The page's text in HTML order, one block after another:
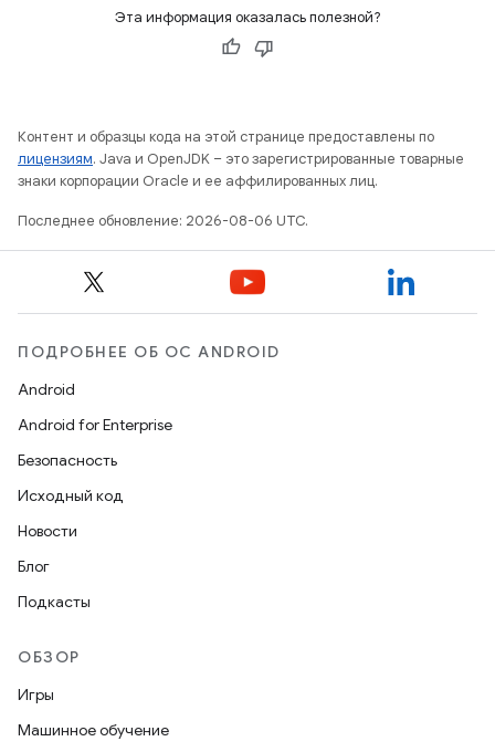
Эта информация оказалась полезной?
Контент и образцы кода на этой странице предоставлены по
лицензиям. Java и OpenJDK – это зарегистрированные товарные
знаки корпорации Oracle и ее аффилированных лиц.
Последнее обновление: 2026-08-06 UTC.
ПОДРОБНЕЕ ОБ ОС ANDROID
Android
Android for Enterprise
Безопасность
Исходный код
Новости
Блог
Подкасты
ОБЗОР
Игры
Машинное обучение